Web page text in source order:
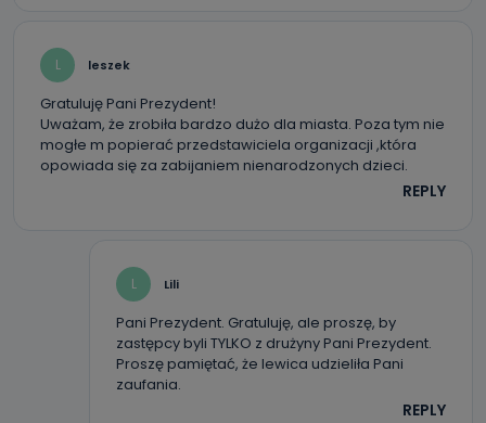
L leszek
Gratuluję Pani Prezydent!
Uważam, że zrobiła bardzo dużo dla miasta. Poza tym nie
mogłe m popierać przedstawiciela organizacji ,która
opowiada się za zabijaniem nienarodzonych dzieci.
REPLY
L Lili
Pani Prezydent. Gratuluję, ale proszę, by
zastępcy byli TYLKO z drużyny Pani Prezydent.
Proszę pamiętać, że lewica udzieliła Pani
zaufania.
REPLY